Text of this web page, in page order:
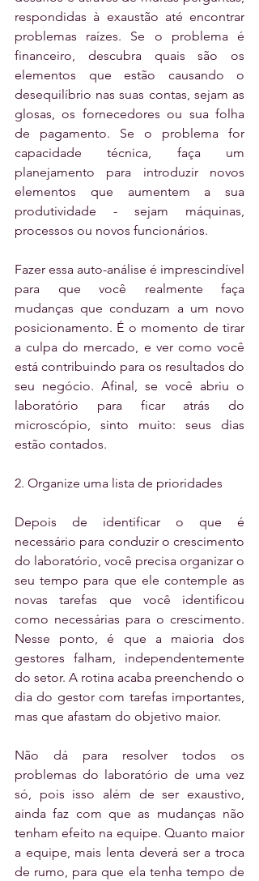
respondidas à exaustão até encontrar
problemas raízes. Se o problema é
financeiro, descubra quais são os
elementos que estão causando o
desequilíbrio nas suas contas, sejam as
glosas, os fornecedores ou sua folha
de pagamento. Se o problema for
capacidade técnica, faça um
planejamento para introduzir novos
elementos que aumentem a sua
produtividade - sejam máquinas,
processos ou novos funcionários.
Fazer essa auto-análise é imprescindível
para que você realmente faça
mudanças que conduzam a um novo
posicionamento. É o momento de tirar
a culpa do mercado, e ver como você
está contribuindo para os resultados do
seu negócio. Afinal, se você abriu o
laboratório para ficar atrás do
microscópio, sinto muito: seus dias
estão contados.
2. Organize uma lista de prioridades
Depois de identificar o que é
necessário para conduzir o crescimento
do laboratório, você precisa organizar o
seu tempo para que ele contemple as
novas tarefas que você identificou
como necessárias para o crescimento.
Nesse ponto, é que a maioria dos
gestores falham, independentemente
do setor. A rotina acaba preenchendo o
dia do gestor com tarefas importantes,
mas que afastam do objetivo maior.
Não dá para resolver todos os
problemas do laboratório de uma vez
só, pois isso além de ser exaustivo,
ainda faz com que as mudanças não
tenham efeito na equipe. Quanto maior
a equipe, mais lenta deverá ser a troca
de rumo, para que ela tenha tempo de